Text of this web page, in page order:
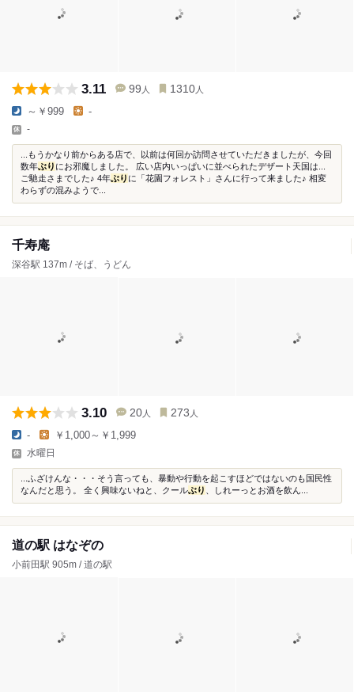
3.11 99 人 1310 人
～￥999 -
-
...もうかなり前からある店で、以前は何回か訪問させていただきましたが、今回
数年ぶり にお邪魔しました。 広い店内いっぱいに並べられたデザート天国は...
ご馳走さまでした♪ 4年ぶり に「花園フォレスト」さんに行って来ました♪ 相変
わらずの混みようで...
千寿庵
深谷駅 137m / そば、うどん
3.10 20 人 273 人
- ￥1,000～￥1,999
水曜日
...ふざけんな・・・そう言っても、暴動や行動を起こすほどではないのも国民性
なんだと思う。 全く興味ないねと、クールぶり 、しれーっとお酒を飲ん...
道の駅 はなぞの
小前田駅 905m / 道の駅